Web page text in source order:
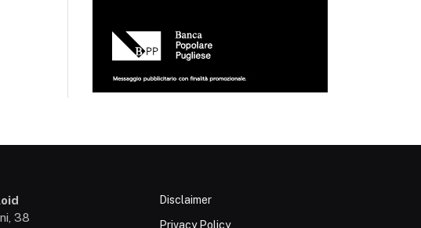
38
Disclaimer
Privacy Policy